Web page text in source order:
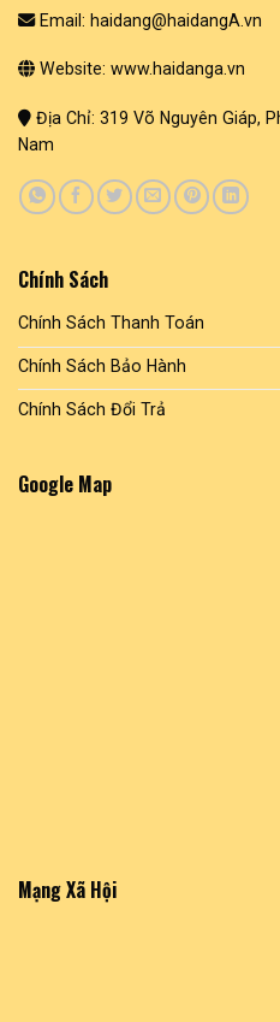
Email: haidang@haidangA.vn
Website: www.haidanga.vn
Địa Chỉ: 319 Võ Nguyên Giáp,
Nam
Chính Sách
Chính Sách Thanh Toán
Chính Sách Bảo Hành
Chính Sách Đổi Trả
Google Map
Mạng Xã Hội